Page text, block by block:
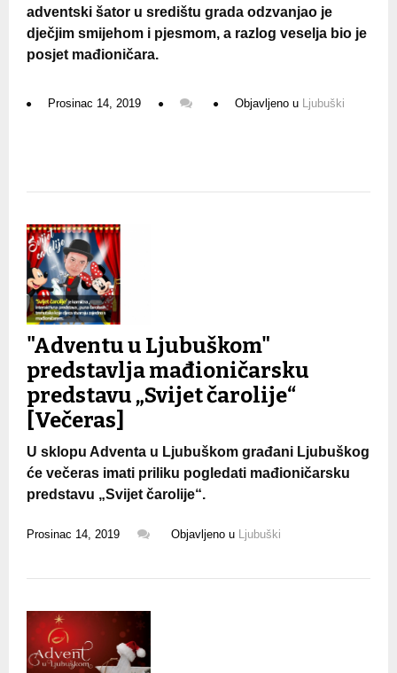
adventski šator u središtu grada odzvanjao je
dječjim smijehom i pjesmom, a razlog veselja bio je
posjet mađioničara.
Prosinac 14, 2019 Objavljeno u Ljubuški
"Adventu u Ljubuškom"
predstavlja mađioničarsku
predstavu „Svijet čarolije“
[Večeras]
U sklopu Adventa u Ljubuškom građani Ljubuškog
će večeras imati priliku pogledati mađioničarsku
predstavu „Svijet čarolije“.
Prosinac 14, 2019 Objavljeno u Ljubuški